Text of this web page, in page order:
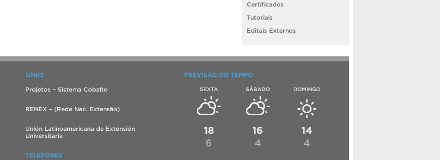
Certificados
Tutoriais
Editais Externos
LINKS
Projetos – Sistema Cobalto
RENEX – (Rede Nac. Extensão)
Unión Latinoamericana de Extensión
Universitaria
TELEFONES
PREVISÃO DO TEMPO
SEXTA
18
6
SÁBADO
16
4
DOMINGO
14
4